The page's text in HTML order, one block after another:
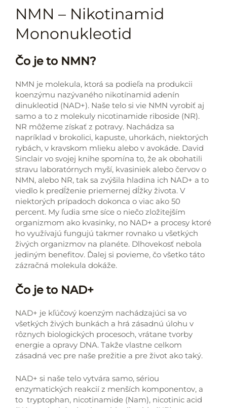
NMN – Nikotinamid
Mononukleotid
Čo je to NMN?
NMN je molekula, ktorá sa podieľa na produkcii
koenzýmu nazývaného nikotínamid adenín
dinukleotid (NAD+). Naše telo si vie NMN vyrobiť aj
samo a to z molekuly nicotinamide riboside (NR).
NR môžeme získať z potravy. Nachádza sa
napríklad v brokolici, kapuste, uhorkách, niektorých
rybách, v kravskom mlieku alebo v avokáde. David
Sinclair vo svojej knihe spomína to, že ak obohatili
stravu laboratórnych myší, kvasiniek alebo červov o
NMN, alebo NR, tak sa zvýšila hladina ich NAD+ a to
viedlo k predĺženie priemernej dĺžky života. V
niektorých prípadoch dokonca o viac ako 50
percent. My ľudia sme síce o niečo zložitejším
organizmom ako kvasinky, no NAD+ a procesy ktoré
ho využívajú fungujú takmer rovnako u všetkých
živých organizmov na planéte. Dlhovekosť nebola
jediným benefitov. Ďalej si povieme, čo všetko táto
zázračná molekula dokáže.
Čo je to NAD+
NAD+ je kľúčový koenzým nachádzajúci sa vo
všetkých živých bunkách a hrá zásadnú úlohu v
rôznych biologických procesoch, vrátane tvorby
energie a opravy DNA. Takže vlastne celkom
zásadná vec pre naše prežitie a pre život ako taký.
NAD+ si naše telo vytvára samo, sériou
enzymatických reakcií z menších komponentov, a
to tryptophan, nicotinamide (Nam), nicotinic acid